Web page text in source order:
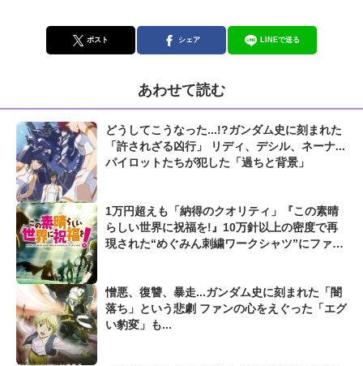
ポスト シェア LINEで送る
あわせて読む
どうしてこうなった...!?ガンダム史に刻まれた
「許されざる凶行」 リディ、デシル、ネーナ...
パイロットたちが犯した「過ちと背景」
1万円超えも「納得のクオリティ」『この素晴
らしい世界に祝福を!』10万針以上の密度で再
現された“めぐみん刺繍ワークシャツ”にファン
憎悪、復讐、暴走...ガンダム史に刻まれた「闇
落ち」という悲劇 ファンの心をえぐった「エグ
い豹変」も...